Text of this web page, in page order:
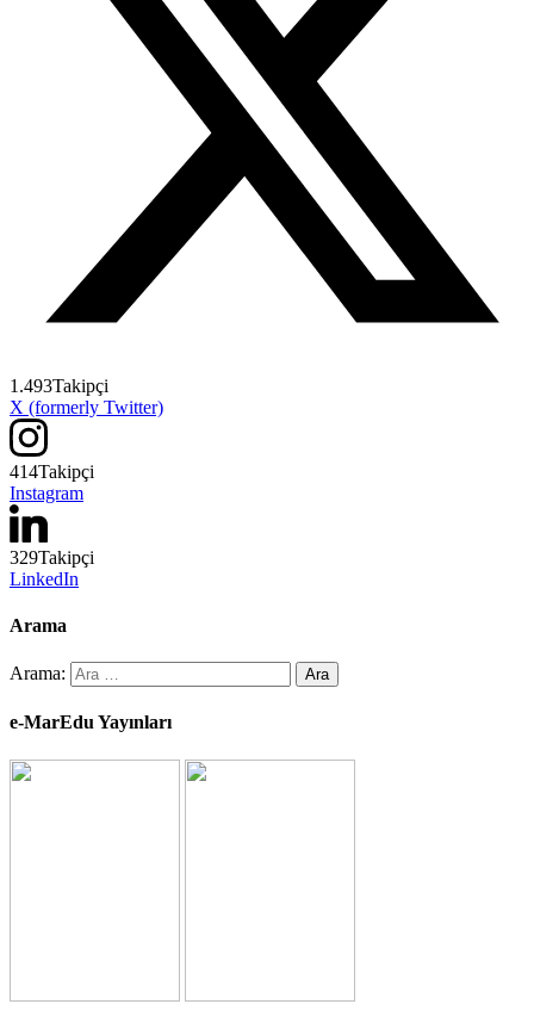
1.493Takipçi
X (formerly Twitter)
414Takipçi
Instagram
329Takipçi
LinkedIn
Arama
Arama:
e-MarEdu Yayınları